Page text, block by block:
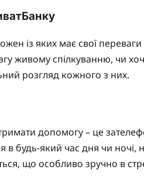
із яких має свої
живому спілкуванню, чи
розгляд кожного з них.
допомогу – це
який час дня чи ночі,
що особливо зручно в